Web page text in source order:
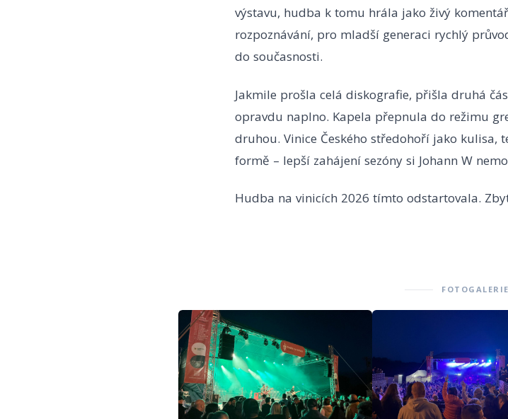
výstavu, hudba k tomu hrála jako živý
rozpoznávání, pro mladší generaci rychlý
do současnosti.
Jakmile prošla celá diskografie, přišla druhá
opravdu naplno. Kapela přepnula do režimu
druhou. Vinice Českého středohoří jako kulisa,
formě – lepší zahájení sezóny si Johann W
Hudba na vinicích 2026 tímto odstartovala.
FOTOGALERIE